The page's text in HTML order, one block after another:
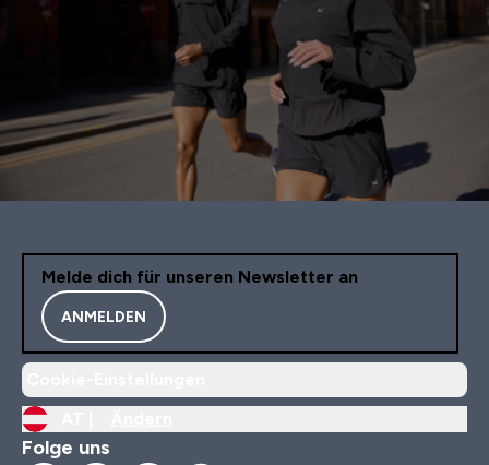
Melde dich für unseren Newsletter an
ANMELDEN
Folge uns